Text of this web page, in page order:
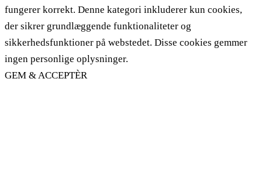
fungerer korrekt. Denne kategori inkluderer kun cookies,
der sikrer grundlæggende funktionaliteter og
sikkerhedsfunktioner på webstedet. Disse cookies gemmer
ingen personlige oplysninger.
GEM & ACCEPTÈR